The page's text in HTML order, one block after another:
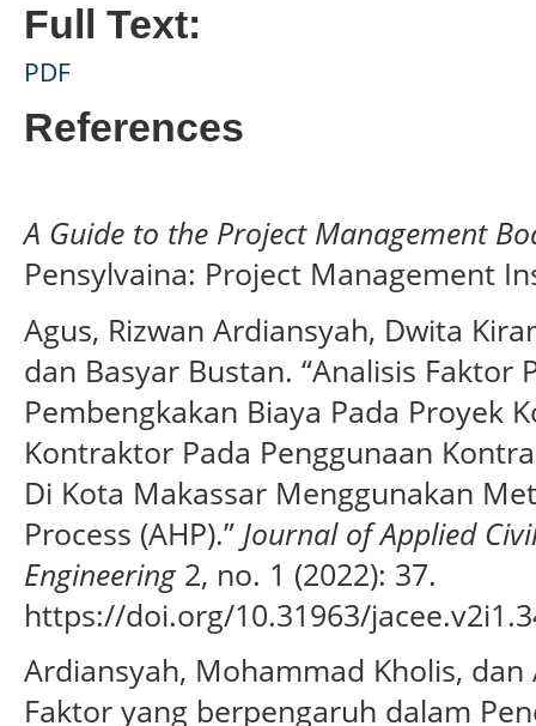
Full Text:
PDF
References
A Guide to the Project Management
Pensylvaina: Project Management
Agus, Rizwan Ardiansyah, Dwita
dan Basyar Bustan. “Analisis Faktor
Pembengkakan Biaya Pada Proyek
Kontraktor Pada Penggunaan
Di Kota Makassar Menggunakan
Process (AHP).” Journal of Applied
Engineering2, no. 1 (2022): 37.
https://doi.org/10.31963/
Ardiansyah, Mohammad Kholis, dan
Faktor yang berpengaruh dalam